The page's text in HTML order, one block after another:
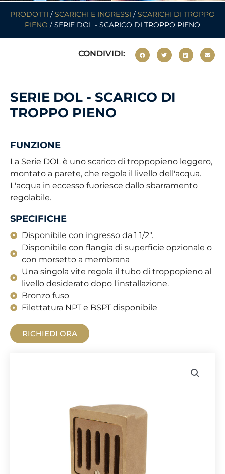
PRODOTTI / SCARICHI E INGRESSI / SCARICHI DI TROPPO
PIENO / SERIE DOL - SCARICO DI TROPPO PIENO
CONDIVIDI:
SERIE DOL - SCARICO DI
TROPPO PIENO
FUNZIONE
La Serie DOL è uno scarico di troppopieno leggero,
montato a parete, che regola il livello dell'acqua.
L'acqua in eccesso fuoriesce dallo sbarramento
regolabile.
SPECIFICHE
Disponibile con ingresso da 1 1/2".
Disponibile con flangia di superficie opzionale o
con morsetto a membrana
Una singola vite regola il tubo di troppopieno al
livello desiderato dopo l'installazione.
Bronzo fuso
Filettatura NPT e BSPT disponibile
RICHIEDI ORA